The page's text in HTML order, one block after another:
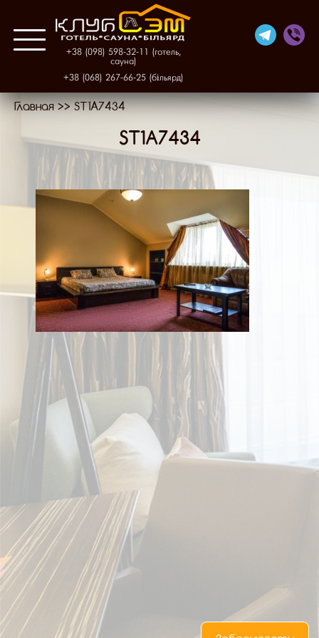
Про нас
Готель
Фінська сауна
+38 (098) 598-32-11 (готель,
сауна)
+38 (068) 267-66-25 (більярд)
Галерея
Контакти
RU EN
Главная >> ST1A7434
ST1A7434